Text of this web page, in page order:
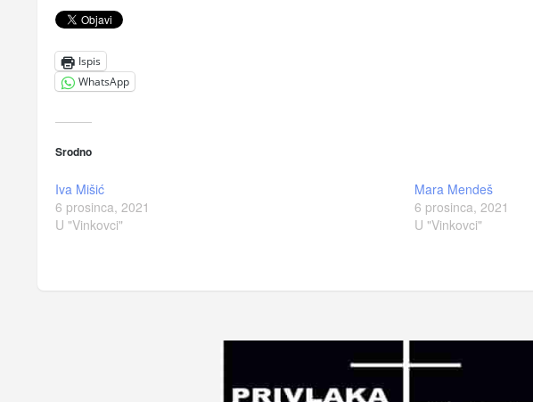
Ispis
WhatsApp
Srodno
Iva Mišić
6 prosinca, 2021
U "Vinkovci"
Mara Mendeš
6 prosinca, 2021
U "Vinkovci"